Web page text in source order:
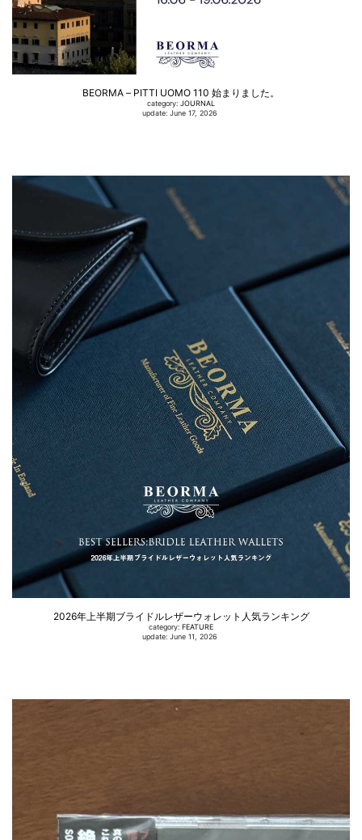
BEORMA – PITTI UOMO 110 始まりました。
category: JOURNAL
update: June 17, 2026
2026年上半期ブライドルレザーウォレット人気ランキング
category: FEATURE
update: June 11, 2026